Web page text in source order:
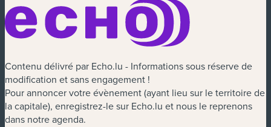
Contenu délivré par Echo.lu - Informations sous réserve de
modification et sans engagement !
Pour annoncer votre évènement (ayant lieu sur le territoire de
la capitale), enregistrez-le sur Echo.lu et nous le reprenons
dans notre agenda.